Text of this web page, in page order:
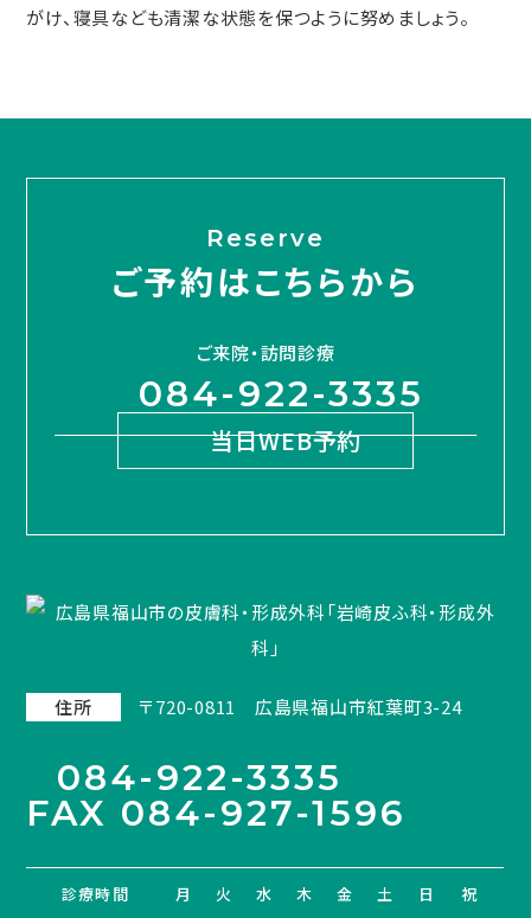
がけ、寝具なども清潔な状態を保つように努めましょう。
Reserve
ご予約はこちらから
ご来院・訪問診療
084-922-3335
当日WEB予約
住所 〒720-0811 広島県福山市紅葉町3-24
084-922-3335
FAX 084-927-1596
診療時間 月 火 水 木 金 土 日 祝